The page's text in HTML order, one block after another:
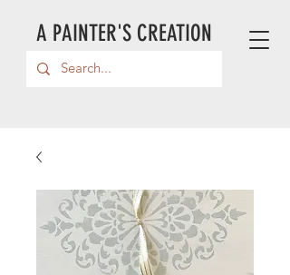
A PAINTER'S CREATION